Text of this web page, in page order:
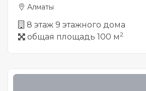
Алматы
8 этаж 9 этажного дома
общая площадь 100 м2